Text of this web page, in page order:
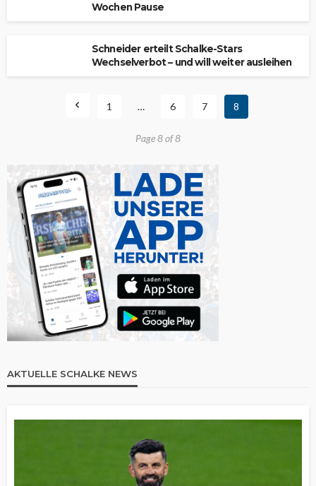
Wochen Pause
Schneider erteilt Schalke-Stars
Wechselverbot – und will weiter ausleihen
1 … 6 7 8
Page 8 of 8
AKTUELLE SCHALKE NEWS